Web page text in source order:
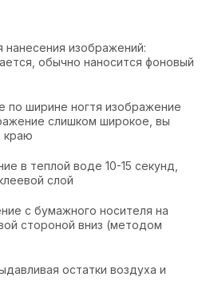
нанесения изображений:
обычно наносится фоновый
ширине ногтя изображение
слишком широкое, вы
краю
в теплой воде 10-15 секунд,
слой
с бумажного носителя на
стороной вниз (методом
остатки воздуха и